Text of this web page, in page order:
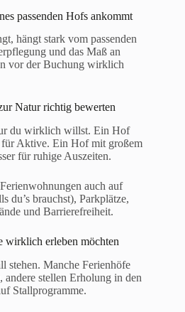
passenden Hofs ankommt
hängt stark vom passenden
und das Maß an
vor der Buchung wirklich
Natur richtig bewerten
du wirklich willst. Ein Hof
für Aktive. Ein Hof mit großem
für ruhige Auszeiten.
auch auf
du’s brauchst), Parkplätze,
und Barrierefreiheit.
wirklich erleben möchten
stehen. Manche Ferienhöfe
andere stellen Erholung in den
Stallprogramme.